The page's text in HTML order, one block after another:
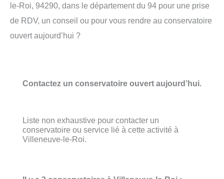
le-Roi, 94290, dans le département du 94 pour une prise
de RDV, un conseil ou pour vous rendre au conservatoire
ouvert aujourd’hui ?
Contactez un conservatoire ouvert aujourd’hui.
Liste non exhaustive pour contacter un
conservatoire ou service lié à cette activité à
Villeneuve-le-Roi.